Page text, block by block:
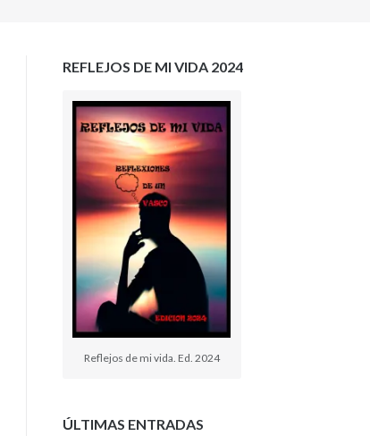
REFLEJOS DE MI VIDA 2024
Reflejos de mi vida. Ed. 2024
ÚLTIMAS ENTRADAS